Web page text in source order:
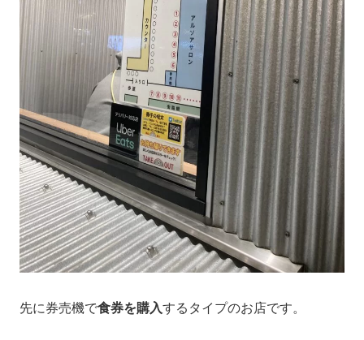
先に券売機で食券を購入するタイプのお店です。